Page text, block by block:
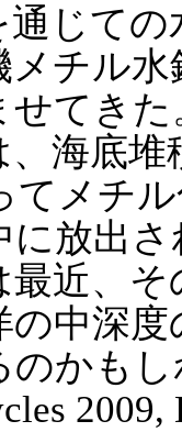
じての
チル
せてき
海底
てメチ
に放出
最近、
中深
のかも